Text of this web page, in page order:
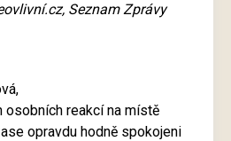
Seznam Zprávy
osobních reakcí na místě
opravdu hodně spokojeni